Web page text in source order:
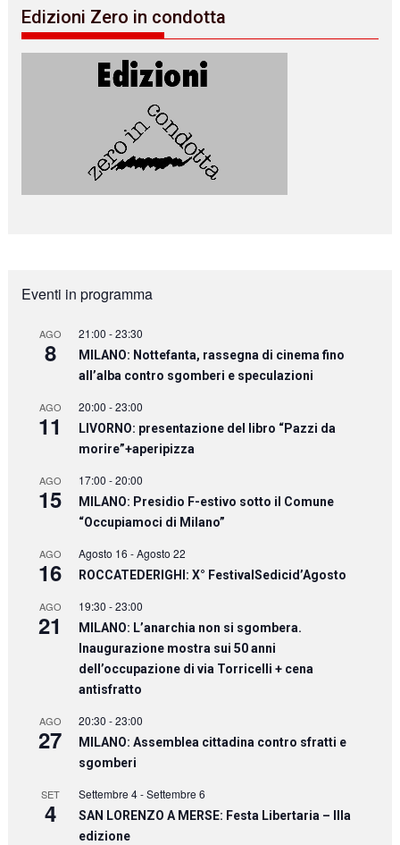
Edizioni Zero in condotta
Eventi in programma
AGO
8
21:00 -23:30
MILANO: Nottefanta, rassegna di cinema fino
all’alba contro sgomberi e speculazioni
AGO
11
20:00 -23:00
LIVORNO: presentazione del libro “Pazzi da
morire”+aperipizza
AGO
15
17:00 -20:00
MILANO: Presidio F-estivo sotto il Comune
“Occupiamoci di Milano”
AGO
16
Agosto 16 -Agosto 22
ROCCATEDERIGHI: X° FestivalSedicid’Agosto
AGO
21
19:30 -23:00
MILANO: L’anarchia non si sgombera.
Inaugurazione mostra sui 50 anni
dell’occupazione di via Torricelli + cena
antisfratto
AGO
27
20:30 -23:00
MILANO: Assemblea cittadina contro sfratti e
sgomberi
SET
4
Settembre 4-Settembre 6
SAN LORENZO A MERSE: Festa Libertaria – IIIa
edizione